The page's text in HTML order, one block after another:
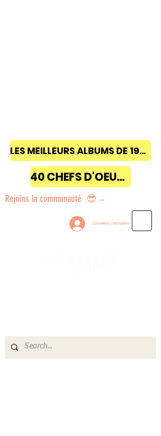
LES MEILLEURS ALBUMS DE 1968 à 2018
40 CHEFS D'OEUVRE
Rejoins la communauté 😎→
Connexion / Inscription